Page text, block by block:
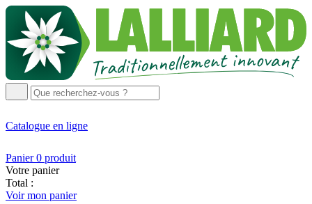
Catalogue en ligne
Panier 0 produit
Votre panier
Total :
Voir mon panier